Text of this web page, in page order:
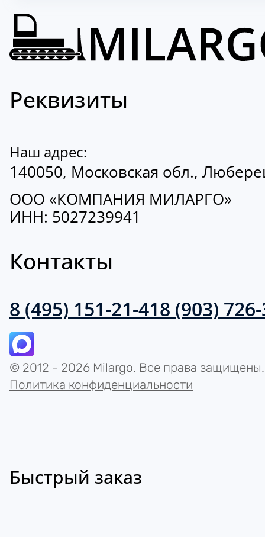
Реквизиты
Наш адрес:
140050, Московская обл.,
ООО «КОМПАНИЯ МИЛАРГО»
ИНН: 5027239941
Контакты
8 (495) 151-21-418 (903)
© 2012 - 2026 Milargo. Все права защищены.
Политика конфиденциальности
Быстрый заказ